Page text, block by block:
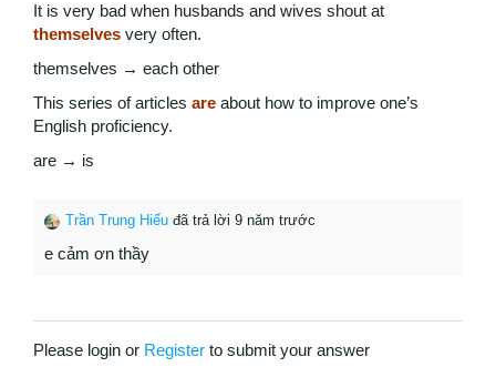
It is very bad when husbands and wives shout at
themselves very often.
themselves → each other
This series of articles are about how to improve one’s
English proficiency.
are → is
Trần Trung Hiếu đã trả lời 9 năm trước
e cảm ơn thầy
Please login or Register to submit your answer